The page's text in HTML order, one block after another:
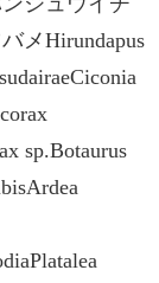
メHirundapus
sp.Botaurus